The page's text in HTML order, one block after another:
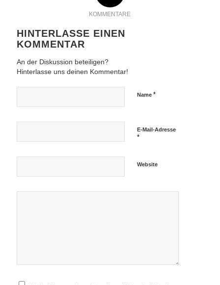
KOMMENTARE
HINTERLASSE EINEN
KOMMENTAR
An der Diskussion beteiligen?
Hinterlasse uns deinen Kommentar!
Name *
E-Mail-Adresse
*
Website